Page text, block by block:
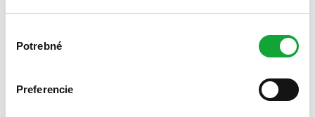
súhlasu
Potrebné
Preferencie